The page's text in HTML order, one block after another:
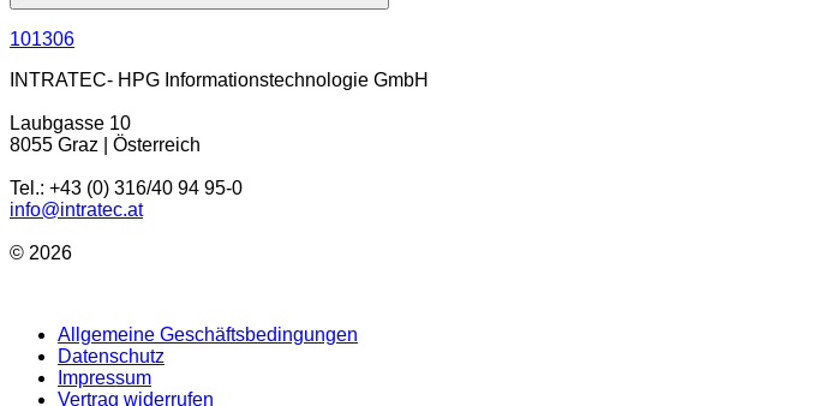
101306
INTRATEC- HPG Informationstechnologie GmbH
Laubgasse 10
8055 Graz | Österreich
Tel.: +43 (0) 316/40 94 95-0
info@intratec.at
© 2026
Allgemeine Geschäftsbedingungen
Datenschutz
Impressum
Vertrag widerrufen